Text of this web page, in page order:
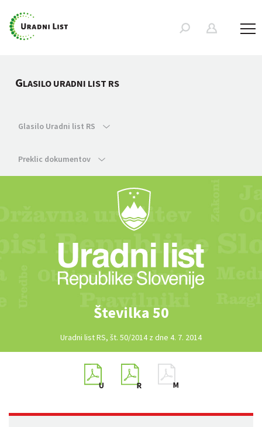
GLASILO URADNI LIST RS
Glasilo Uradni list RS
Preklic dokumentov
Številka 50
Uradni list RS, št. 50/2014 z dne 4. 7. 2014